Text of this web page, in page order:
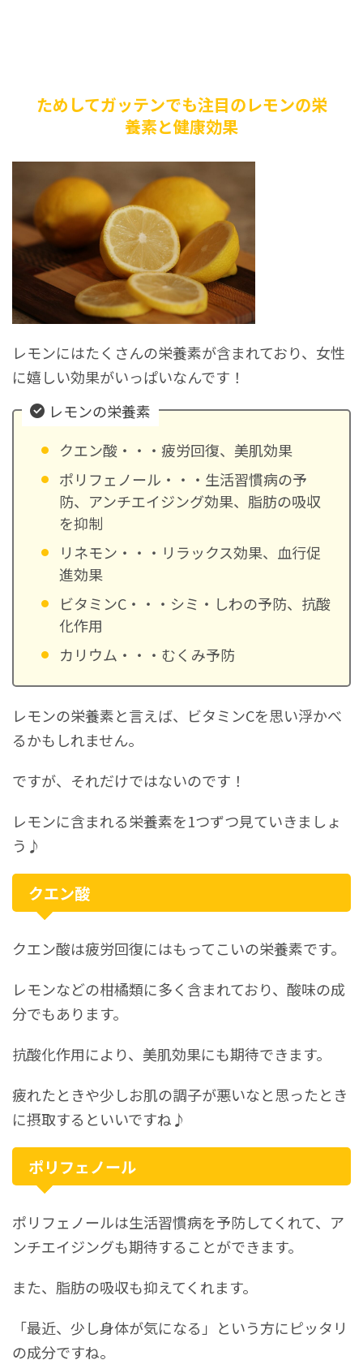
ためしてガッテンでも注目のレモンの栄
養素と健康効果
レモンにはたくさんの栄養素が含まれており、女性
に嬉しい効果がいっぱいなんです！
レモンの栄養素
クエン酸・・・疲労回復、美肌効果
ポリフェノール・・・生活習慣病の予
防、アンチエイジング効果、脂肪の吸収
を抑制
リネモン・・・リラックス効果、血行促
進効果
ビタミンC・・・シミ・しわの予防、抗酸
化作用
カリウム・・・むくみ予防
レモンの栄養素と言えば、ビタミンCを思い浮かべ
るかもしれません。
ですが、それだけではないのです！
レモンに含まれる栄養素を1つずつ見ていきましょ
う♪
クエン酸
クエン酸は疲労回復にはもってこいの栄養素です。
レモンなどの柑橘類に多く含まれており、酸味の成
分でもあります。
抗酸化作用により、美肌効果にも期待できます。
疲れたときや少しお肌の調子が悪いなと思ったとき
に摂取するといいですね♪
ポリフェノール
ポリフェノールは生活習慣病を予防してくれて、ア
ンチエイジングも期待することができます。
また、脂肪の吸収も抑えてくれます。
「最近、少し身体が気になる」という方にピッタリ
の成分ですね。